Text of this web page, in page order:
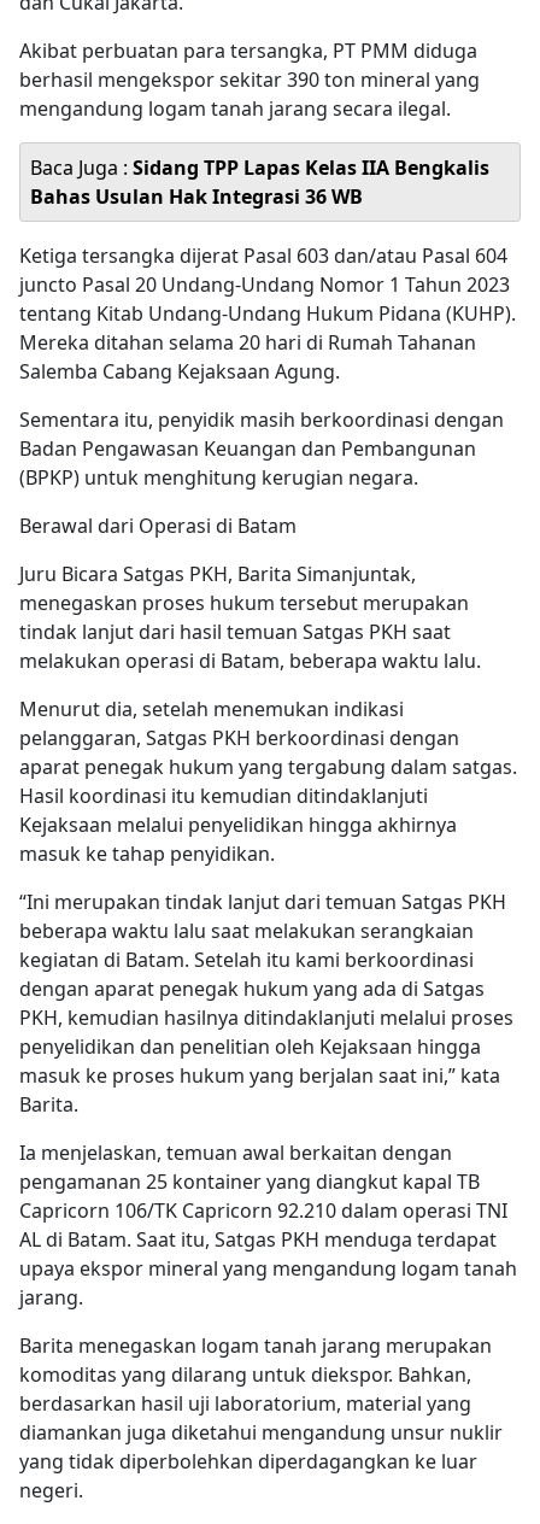
Akibat perbuatan para tersangka, PT PMM diduga
berhasil mengekspor sekitar 390 ton mineral yang
mengandung logam tanah jarang secara ilegal.
Baca Juga : Sidang TPP Lapas Kelas IIA Bengkalis
Bahas Usulan Hak Integrasi 36 WB
Ketiga tersangka dijerat Pasal 603 dan/atau Pasal 604
juncto Pasal 20 Undang-Undang Nomor 1 Tahun 2023
tentang Kitab Undang-Undang Hukum Pidana (KUHP).
Mereka ditahan selama 20 hari di Rumah Tahanan
Salemba Cabang Kejaksaan Agung.
Sementara itu, penyidik masih berkoordinasi dengan
Badan Pengawasan Keuangan dan Pembangunan
(BPKP) untuk menghitung kerugian negara.
Berawal dari Operasi di Batam
Juru Bicara Satgas PKH, Barita Simanjuntak,
menegaskan proses hukum tersebut merupakan
tindak lanjut dari hasil temuan Satgas PKH saat
melakukan operasi di Batam, beberapa waktu lalu.
Menurut dia, setelah menemukan indikasi
pelanggaran, Satgas PKH berkoordinasi dengan
aparat penegak hukum yang tergabung dalam satgas.
Hasil koordinasi itu kemudian ditindaklanjuti
Kejaksaan melalui penyelidikan hingga akhirnya
masuk ke tahap penyidikan.
“Ini merupakan tindak lanjut dari temuan Satgas PKH
beberapa waktu lalu saat melakukan serangkaian
kegiatan di Batam. Setelah itu kami berkoordinasi
dengan aparat penegak hukum yang ada di Satgas
PKH, kemudian hasilnya ditindaklanjuti melalui proses
penyelidikan dan penelitian oleh Kejaksaan hingga
masuk ke proses hukum yang berjalan saat ini,” kata
Barita.
Ia menjelaskan, temuan awal berkaitan dengan
pengamanan 25 kontainer yang diangkut kapal TB
Capricorn 106/TK Capricorn 92.210 dalam operasi TNI
AL di Batam. Saat itu, Satgas PKH menduga terdapat
upaya ekspor mineral yang mengandung logam tanah
jarang.
Barita menegaskan logam tanah jarang merupakan
komoditas yang dilarang untuk diekspor. Bahkan,
berdasarkan hasil uji laboratorium, material yang
diamankan juga dike­tahui mengandung unsur nuklir
yang tidak diperbolehkan diperdagangkan ke luar
negeri.